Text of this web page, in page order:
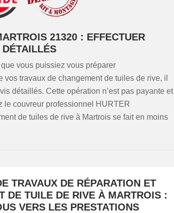
21320 : EFFECTUER
vous puissiez vous préparer
travaux de changement de tuiles de rive, il
détaillés. Cette opération n’est pas payante et
le couvreur professionnel HURTER
de tuiles de rive à Martrois se fait en moins
TRAVAUX DE RÉPARATION ET
DE TUILE DE RIVE À MARTROIS :
VERS LES PRESTATIONS